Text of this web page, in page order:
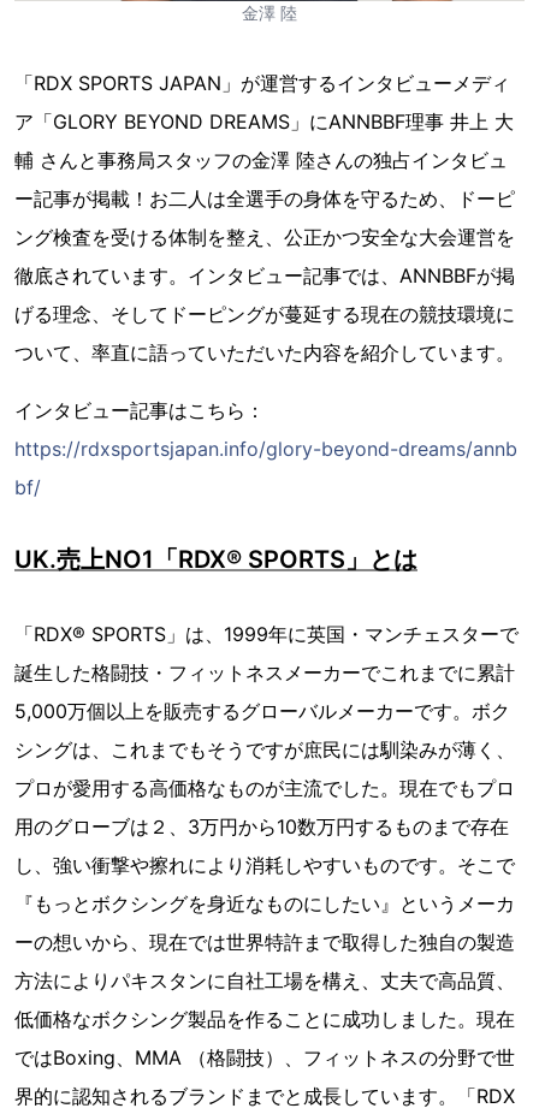
金澤 陸
「RDX SPORTS JAPAN」が運営するインタビューメディ
ア「GLORY BEYOND DREAMS」にANNBBF理事 井上 大
輔 さんと事務局スタッフの金澤 陸さんの独占インタビュ
ー記事が掲載！お二人は全選手の身体を守るため、ドーピ
ング検査を受ける体制を整え、公正かつ安全な大会運営を
徹底されています。インタビュー記事では、ANNBBFが掲
げる理念、そしてドーピングが蔓延する現在の競技環境に
ついて、率直に語っていただいた内容を紹介しています。
インタビュー記事はこちら：
https://rdxsportsjapan.info/glory-beyond-dreams/annb
bf/
UK.売上NO1「RDX® SPORTS」とは
「RDX® SPORTS」は、1999年に英国・マンチェスターで
誕生した格闘技・フィットネスメーカーでこれまでに累計
5,000万個以上を販売するグローバルメーカーです。ボク
シングは、これまでもそうですが庶民には馴染みが薄く、
プロが愛用する高価格なものが主流でした。現在でもプロ
用のグローブは２、3万円から10数万円するものまで存在
し、強い衝撃や擦れにより消耗しやすいものです。そこで
『もっとボクシングを身近なものにしたい』というメーカ
ーの想いから、現在では世界特許まで取得した独自の製造
方法によりパキスタンに自社工場を構え、丈夫で高品質、
低価格なボクシング製品を作ることに成功しました。現在
ではBoxing、MMA （格闘技）、フィットネスの分野で世
界的に認知されるブランドまでと成長しています。「RDX